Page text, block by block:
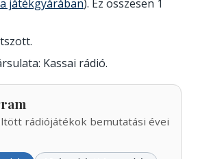
játékgyárában). Ez összesen 1
Kassai rádió.
rádiójátékok bemutatási évei